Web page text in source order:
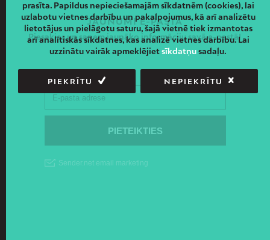
JAUNUMI E-PASTĀ
Piesakies un saņem jaunāko informāciju savā e-pastā!
prasīta. Papildus nepieciešamajām sīkdatnēm (cookies), lai
uzlabotu vietnes darbību un pakalpojumus, kā arī analizētu
lietotājus un pielāgotu saturu, šajā vietnē tiek izmantotas
arī analītiskās sīkdatnes, kas analizē vietnes darbību. Lai
uzzinātu vairāk apmeklējietsīkdatņusadaļu.
PIEKRĪTU NEPIEKRĪTU